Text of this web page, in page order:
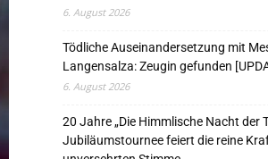
6. August 2026
Tödliche Auseinandersetzung mit
Langensalza: Zeugin gefunden
6. August 2026
20 Jahre „Die Himmlische Nacht der
Jubiläumstournee feiert die reine